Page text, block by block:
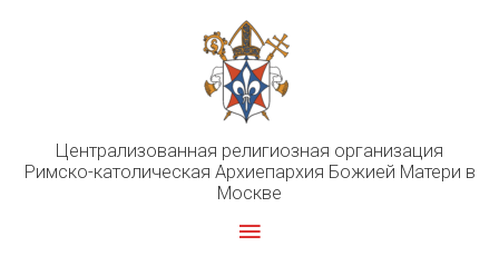
Централизованная религиозная организация
Римско-католическая Архиепархия Божией Матери в
Москве
Главное